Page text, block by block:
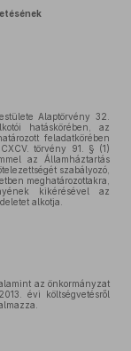
Alaptörvény 32.
hatáskörében, az
feladatkörében
törvény 91. § (1)
az Államháztartás
szabályozó,
meghatározottakra,
kikérésével az
alkotja.
az önkormányzat
évi költségvetésről